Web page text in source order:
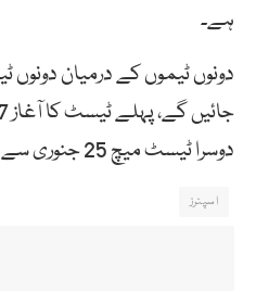
ہے۔
دونوں ٹیموں کے درمیان
دوسرا ٹیسٹ میچ 25 جنوری سے شروع ہو گا۔
اسپنرز